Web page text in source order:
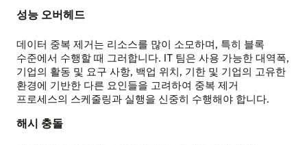
더
수
있습니다.
배치
프로세스가
중복
데이터
식별
성능 오버헤드
데이터 중복 제거는 리소스를 많이 소모하며, 특히 블록
수준에서 수행할 때 그러합니다. IT 팀은 사용 가능한 대역폭,
기업의 활동 및 요구 사항, 백업 위치, 기한 및 기업의 고유한
환경에 기반한 다른 요인들을 고려하여 중복 제거
프로세스의 스케줄링과 실행을 신중히 수행해야 합니다.
해시 충돌